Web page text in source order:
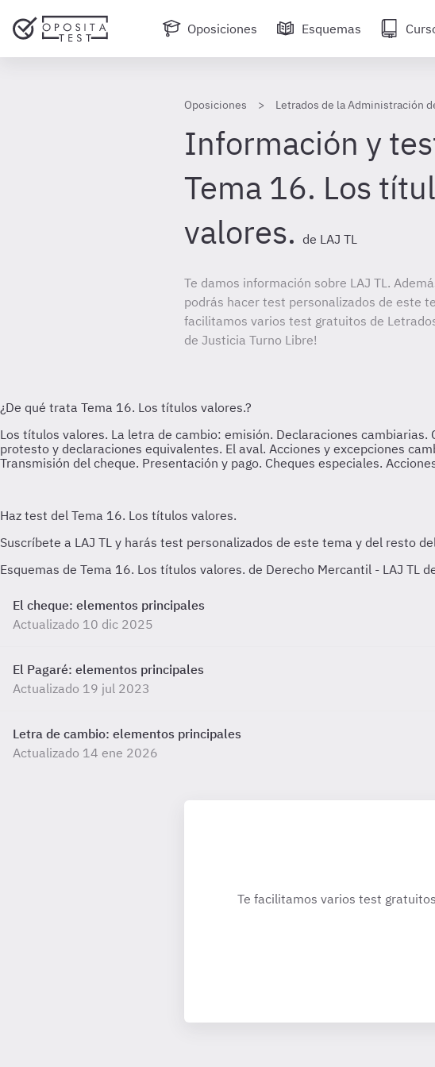
Oposiciones Esquemas
Oposiciones Letrados de la Administración
Información y
Tema 16. Los
valores. de LAJ TL
Te damos información sobre LAJ TL.
podrás hacer test personalizados de este
facilitamos varios test gratuitos de
de Justicia Turno Libre!
Esquemas de Tema 16. Los títulos valores. de Derecho Mercantil - LAJ TL
El cheque: elementos principales
Actualizado 10 dic 2025
El Pagaré: elementos principales
Actualizado 19 jul 2023
Letra de cambio: elementos principales
Actualizado 14 ene 2026
Te facilitamos varios test